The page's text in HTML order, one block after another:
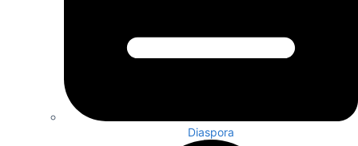
Diaspora